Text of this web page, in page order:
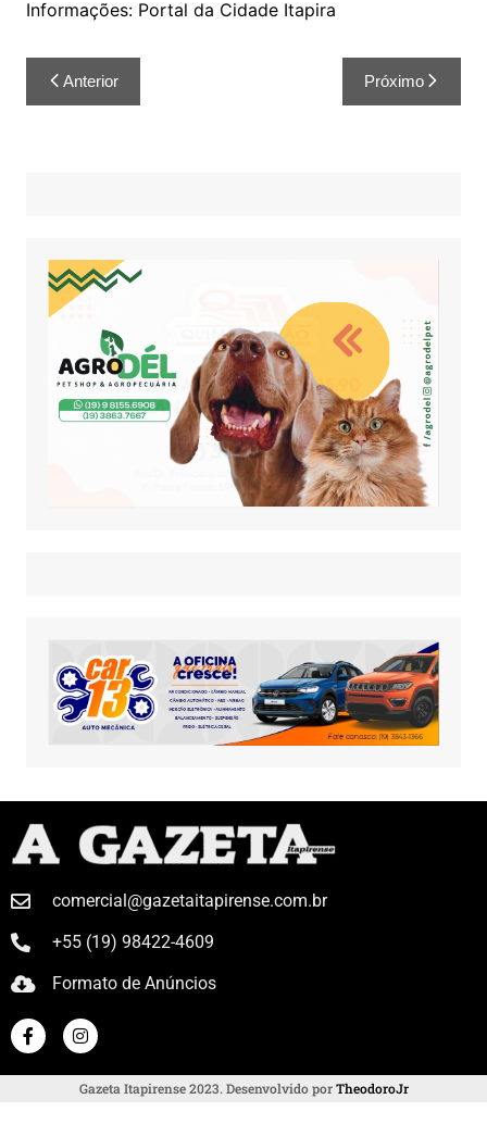
Informações: Portal da Cidade Itapira
Anterior Próximo
comercial@gazetaitapirense.com.br
+55 (19) 98422-4609
Formato de Anúncios
Gazeta Itapirense 2023. Desenvolvido porTheodoroJr